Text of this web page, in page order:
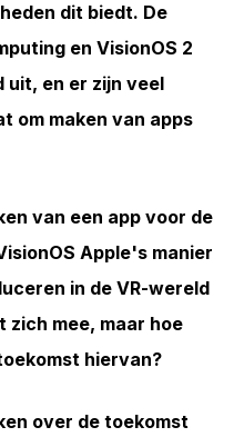
dit biedt. De
en VisionOS 2
uit, en er zijn veel
om maken van apps
van een app voor de
Apple's manier
in de VR-wereld
zich mee, maar hoe
hiervan?
over de toekomst